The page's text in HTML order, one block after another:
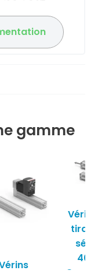
gamme
série
40K